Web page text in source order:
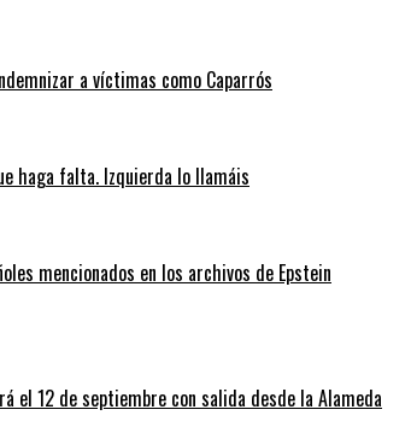
a víctimas como Caparrós
haga falta. Izquierda lo llamáis
mencionados en los archivos de Epstein
el 12 de septiembre con salida desde la Alameda